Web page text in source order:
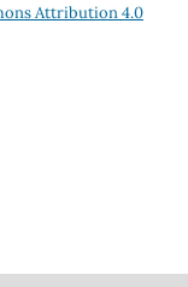
Attribution 4.0